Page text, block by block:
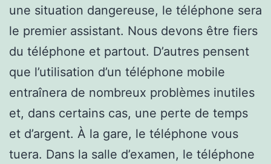
une situation dangereuse, le téléphone sera
le premier assistant. Nous devons être fiers
du téléphone et partout. D’autres pensent
que l’utilisation d’un téléphone mobile
entraînera de nombreux problèmes inutiles
et, dans certains cas, une perte de temps
et d’argent. À la gare, le téléphone vous
tuera. Dans la salle d’examen, le téléphone